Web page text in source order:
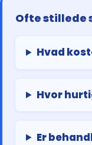
Ofte stillede
Hvad
Hvor
Er